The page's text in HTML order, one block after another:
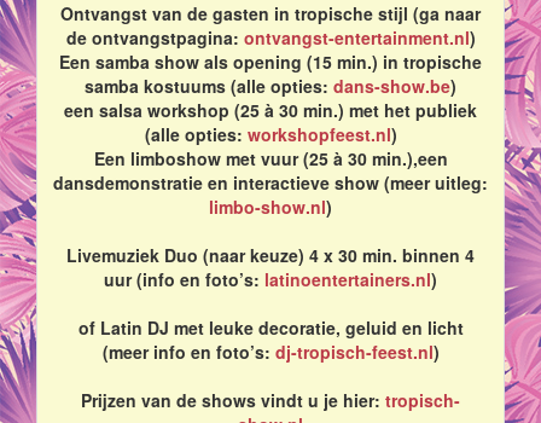
Ontvangst van de gasten in tropische stijl (ga naar
de ontvangstpagina: ontvangst-entertainment.nl)
Een samba show als opening (15 min.) in tropische
samba kostuums (alle opties: dans-show.be)
een salsa workshop (25 à 30 min.) met het publiek
(alle opties: workshopfeest.nl)
Een limboshow met vuur (25 à 30 min.),een
dansdemonstratie en interactieve show (meer uitleg:
limbo-show.nl)
Livemuziek Duo (naar keuze) 4 x 30 min. binnen 4
uur (info en foto’s: latinoentertainers.nl)
of Latin DJ met leuke decoratie, geluid en licht
(meer info en foto’s: dj-tropisch-feest.nl)
Prijzen van de shows vindt u je hier: tropisch-